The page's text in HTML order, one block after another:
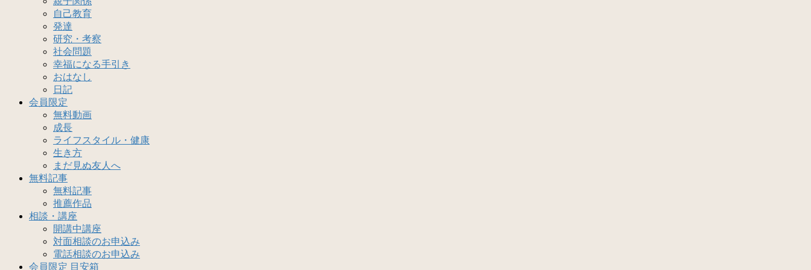
自己教育
発達
研究・考察
社会問題
幸福になる手引き
おはなし
日記
会員限定
無料動画
成長
ライフスタイル・健康
生き方
まだ見ぬ友人へ
無料記事
無料記事
推薦作品
相談・講座
開講中講座
対面相談のお申込み
電話相談のお申込み
会員限定 目安箱